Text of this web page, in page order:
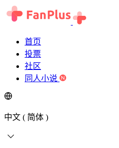
首页
投票
社区
同人小说
中文 ( 简体 )